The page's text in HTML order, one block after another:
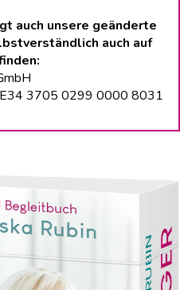
auch unsere geänderte
auch auf
3705 0299 0000 8031